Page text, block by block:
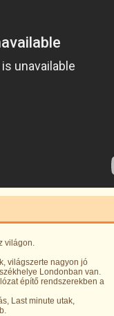
világon.
világszerte nagyon jó
Londonban van.
építő rendszerekben a
Last minute utak,